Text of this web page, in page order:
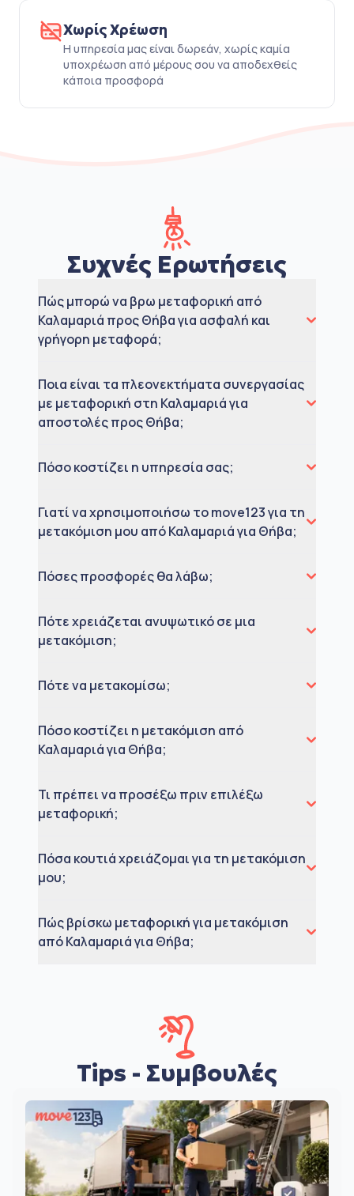
Χωρίς Χρέωση
Η υπηρεσία μας είναι δωρεάν, χωρίς καμία
υποχρέωση από μέρους σου να αποδεχθείς
κάποια προσφορά
Συχνές Ερωτήσεις
Πώς μπορώ να βρω μεταφορική από
Καλαμαριά προς Θήβα για ασφαλή και
γρήγορη μεταφορά;
Ποια είναι τα πλεονεκτήματα συνεργασίας
με μεταφορική στη Καλαμαριά για
αποστολές προς Θήβα;
Πόσο κοστίζει η υπηρεσία σας;
Γιατί να χρησιμοποιήσω το move123 για τη
μετακόμιση μου από Καλαμαριά για Θήβα;
Πόσες προσφορές θα λάβω;
Πότε χρειάζεται ανυψωτικό σε μια
μετακόμιση;
Πότε να μετακομίσω;
Πόσο κοστίζει η μετακόμιση από
Καλαμαριά για Θήβα;
Τι πρέπει να προσέξω πριν επιλέξω
μεταφορική;
Πόσα κουτιά χρειάζομαι για τη μετακόμιση
μου;
Πώς βρίσκω μεταφορική για μετακόμιση
από Καλαμαριά για Θήβα;
Tips - Συμβουλές